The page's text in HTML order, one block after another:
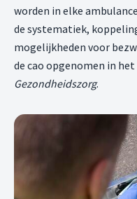
worden in elke
de systematiek,
mogelijkheden voor
de cao opgenomen in het
Gezondheidszorg.